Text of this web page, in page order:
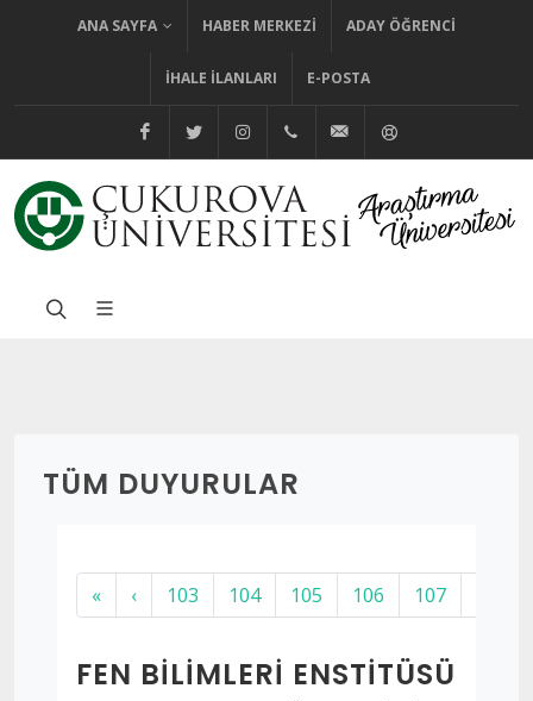
ANA SAYFA HABER MERKEZI ADAY ÖĞRENCI
İHALE İLANLARI E-POSTA
@cuhabermerkezi
@cukurovaedutr
@cukurovaedutr
+90 (322) 338 60 84
bilgi@cu.edu.tr
TÜM DUYURULAR
« ‹ 103 104 105 106 107
FEN BILIMLERI ENSTITÜSÜ